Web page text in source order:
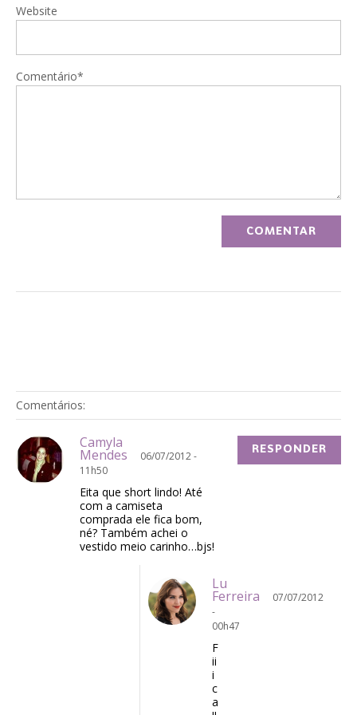
Website
Comentário*
Comentários:
Camyla
Mendes
06/07/2012 -
11h50
Eita que short lindo! Até
com a camiseta
comprada ele fica bom,
né? Também achei o
vestido meio carinho…bjs!
RESPONDER
Lu
Ferreira
07/07/2012
-
00h47
F
ii
i
c
a